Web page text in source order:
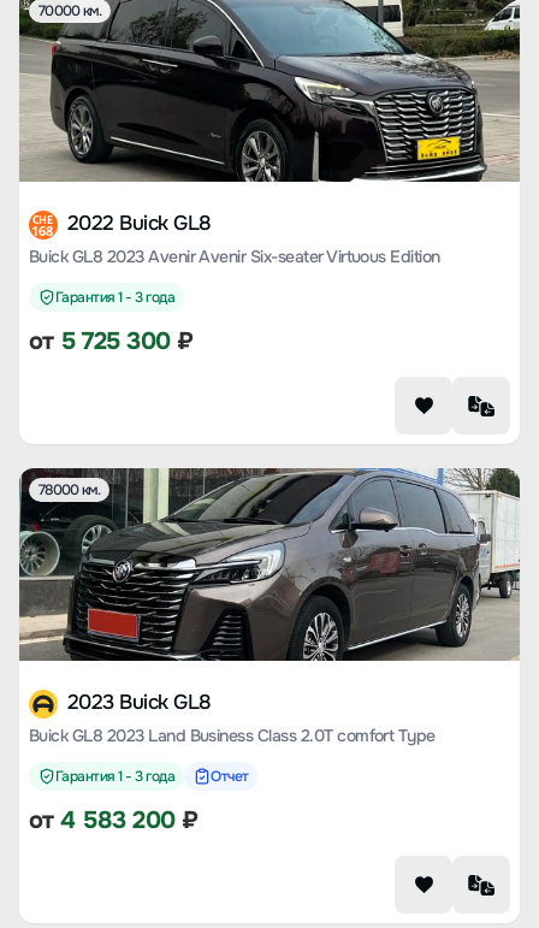
70000 км.
CHE
168 2022 Buick GL8
Buick GL8 2023 Avenir Avenir Six-seater Virtuous Edition
Гарантия 1 - 3 года
от 5 725 300₽
78000 км.
2023 Buick GL8
Buick GL8 2023 Land Business Class 2.0T comfort Type
Гарантия 1 - 3 года Отчет
от4 583 200₽